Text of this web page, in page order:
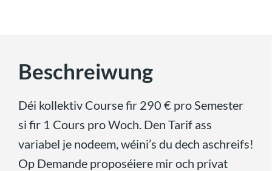
Beschreiwung
Déi kollektiv Course fir 290 € pro Semester
si fir 1 Cours pro Woch. Den Tarif ass
variabel je nodeem, wéini’s du dech aschreifs!
Op Demande proposéiere mir och privat